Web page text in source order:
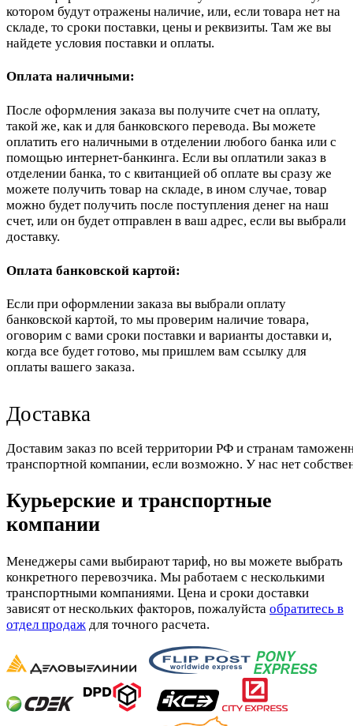
котором будут отражены наличие, или, если товара нет на
складе, то сроки поставки, цены и реквизиты. Там же вы
найдете условия поставки и оплаты.
Оплата наличными:
После оформления заказа вы получите счет на оплату,
такой же, как и для банковского перевода. Вы можете
оплатить его наличными в отделении любого банка или с
помощью интернет-банкинга. Если вы оплатили заказ в
отделении банка, то с квитанцией об оплате вы сразу же
можете получить товар на складе, в ином случае, товар
можно будет получить после поступления денег на наш
счет, или он будет отправлен в ваш адрес, если вы выбрали
доставку.
Оплата банковской картой:
Если при оформлении заказа вы выбрали оплату
банковской картой, то мы проверим наличие товара,
оговорим с вами сроки поставки и варианты доставки и,
когда все будет готово, мы пришлем вам ссылку для
оплаты вашего заказа.
Доставка
Доставим заказ по всей территории РФ и странам
транспортной компании, если возможно. У нас нет
Курьерские и транспортные
компании
Менеджеры сами выбирают тариф, но вы можете выбрать
конкретного перевозчика. Мы работаем с несколькими
транспортными компаниями. Цена и сроки доставки
зависят от нескольких факторов, пожалуйста обратитесь в
отдел продаж для точного расчета.